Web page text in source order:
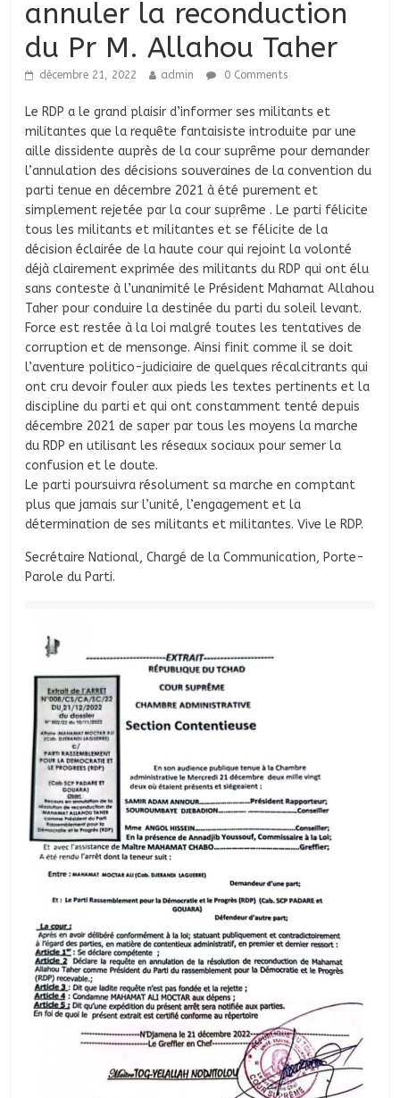
annuler la reconduction
du Pr M. Allahou Taher
décembre 21, 2022 admin 0 Comments
Le RDP a le grand plaisir d’informer ses militants et
militantes que la requête fantaisiste introduite par une
aille dissidente auprès de la cour suprême pour demander
l’annulation des décisions souveraines de la convention du
parti tenue en décembre 2021 à été purement et
simplement rejetée par la cour suprême . Le parti félicite
tous les militants et militantes et se félicite de la
décision éclairée de la haute cour qui rejoint la volonté
déjà clairement exprimée des militants du RDP qui ont élu
sans conteste à l’unanimité le Président Mahamat Allahou
Taher pour conduire la destinée du parti du soleil levant.
Force est restée à la loi malgré toutes les tentatives de
corruption et de mensonge. Ainsi finit comme il se doit
l’aventure politico-judiciaire de quelques récalcitrants qui
ont cru devoir fouler aux pieds les textes pertinents et la
discipline du parti et qui ont constamment tenté depuis
décembre 2021 de saper par tous les moyens la marche
du RDP en utilisant les réseaux sociaux pour semer la
confusion et le doute.
Le parti poursuivra résolument sa marche en comptant
plus que jamais sur l’unité, l’engagement et la
détermination de ses militants et militantes. Vive le RDP.
Secrétaire National, Chargé de la Communication, Porte-
Parole du Parti.